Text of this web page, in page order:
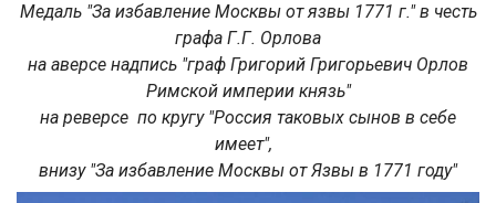
Медаль "За избавление Москвы от язвы 1771 г." в честь
графа Г.Г. Орлова
на аверсе надпись "граф Григорий Григорьевич Орлов
Римской империи князь"
на реверсе по кругу "Россия таковых сынов в себе
имеет",
внизу "За избавление Москвы от Язвы в 1771 году"